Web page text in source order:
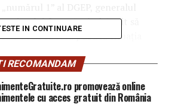
simplul fapt că a îndrăznit să
a decis să facă publică situația
mai e condusă de
Generalul Crăciun”
IN CONTINUARE
RECOMANDAM
promovează online
cu acces gratuit din România